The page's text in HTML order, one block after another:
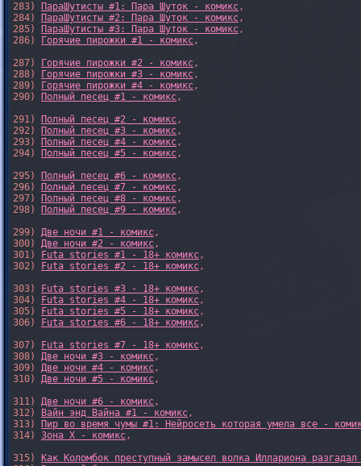
283)
ПараШутисты #1: Пара Шуток - комикс,
284)
ПараШутисты #2: Пара Шуток - комикс,
285)
ПараШутисты #3: Пара Шуток - комикс,
286)
Горячие пирожки #1 - комикс,
287)
Горячие пирожки #2 - комикс,
288)
Горячие пирожки #3 - комикс,
289)
Горячие пирожки #4 - комикс,
290)
Полный песец #1 - комикс,
291)
Полный песец #2 - комикс,
292)
Полный песец #3 - комикс,
293)
Полный песец #4 - комикс,
294)
Полный песец #5 - комикс,
295)
Полный песец #6 - комикс,
296)
Полный песец #7 - комикс,
297)
Полный песец #8 - комикс,
298)
Полный песец #9 - комикс,
299) Две ночи #1 - комикс,
300) Две ночи #2 - комикс,
301)
Futa stories #1 - 18+ комикс,
302)
Futa stories #2 - 18+ комикс,
303)
Futa stories #3 - 18+ комикс,
304)
Futa stories #4 - 18+ комикс,
305)
Futa stories #5 - 18+ комикс,
306)
Futa stories #6 - 18+ комикс,
307)
Futa stories #7 - 18+ комикс,
308) Две ночи #3 - комикс,
309) Две ночи #4 - комикс,
310) Две ночи #5 - комикс,
311) Две ночи #6 - комикс,
312)
Вайн энд Вайна #1 - комикс,
313)
Пир во время чумы #1: Нейросеть которая умела все -
314) Зона X - комикс,
315)
Как Коломбок преступный замысел волка Иллариона